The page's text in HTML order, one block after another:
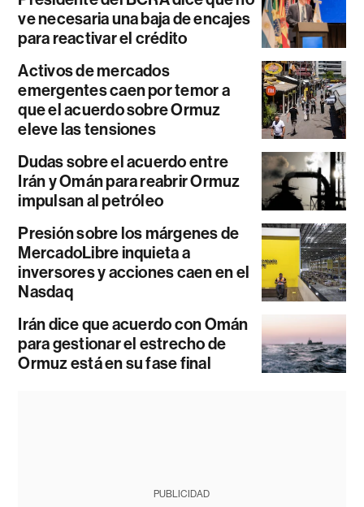
ve necesaria una baja de encajes
para reactivar el crédito
Activos de mercados
emergentes caen por temor a
que el acuerdo sobre Ormuz
eleve las tensiones
Dudas sobre el acuerdo entre
Irán y Omán para reabrir Ormuz
impulsan al petróleo
Presión sobre los márgenes de
MercadoLibre inquieta a
inversores y acciones caen en el
Nasdaq
Irán dice que acuerdo con Omán
para gestionar el estrecho de
Ormuz está en su fase final
PUBLICIDAD